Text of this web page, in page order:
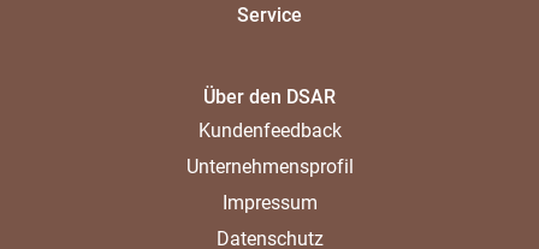
Service
Über den DSAR
Kundenfeedback
Unternehmensprofil
Impressum
Datenschutz